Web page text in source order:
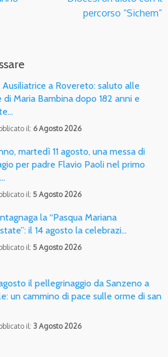
percorso “Sichem”
Ausiliatrice a Rovereto: saluto alle
di Maria Bambina dopo 182 anni e
il: 6 Agosto 2026
martedì 11 agosto, una messa di
per padre Flavio Paoli nel primo
il: 5 Agosto 2026
la “Pasqua Mariana
il 14 agosto la celebrazi…
il: 5 Agosto 2026
il pellegrinaggio da Sanzeno a
un cammino di pace sulle orme di san
il: 3 Agosto 2026